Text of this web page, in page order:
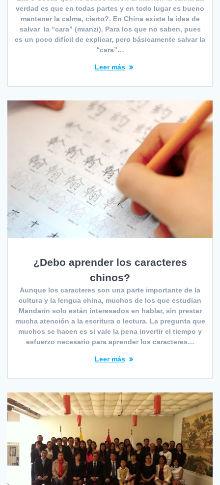
verdad es que en todas partes y en todo lugar es bueno
mantener la calma, cierto?. En China existe la idea de
salvar la “cara” (mianzi). Para los que no saben, pues
es un poco difícil de explicar, pero básicamente salvar la
“cara”…
Leer más
¿Debo aprender los caracteres
chinos?
Aunque los caracteres son una parte importante de la
cultura y la lengua china, muchos de los que estudian
Mandarín solo están interesados en hablar, sin prestar
mucha atención a la escritura o lectura. La pregunta que
muchos se hacen es si vale la pena invertir el tiempo y
esfuerzo necesario para aprender los caracteres…
Leer más